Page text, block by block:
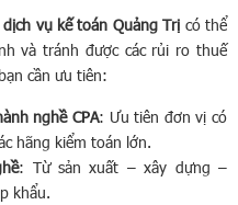
dịch vụ kế toán Quảng Trị có thể
và tránh được các rủi ro thuế
cần ưu tiên:
nghề CPA: Ưu tiên đơn vị có
hãng kiểm toán lớn.
: Từ sản xuất – xây dựng –
khẩu.